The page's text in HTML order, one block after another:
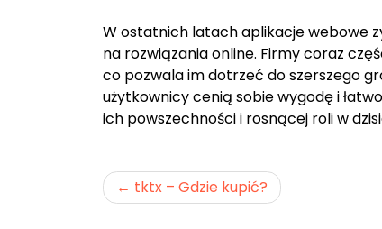
W ostatnich latach aplikacje webowe
na rozwiązania online. Firmy coraz
co pozwala im dotrzeć do szerszego
użytkownicy cenią sobie wygodę i
ich powszechności i rosnącej roli w
Nawigacja
tktx – Gdzie kupić?